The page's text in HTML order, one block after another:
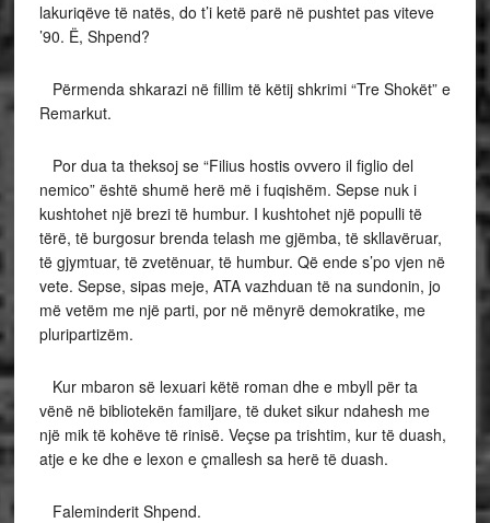
lakuriqëve të natës, do t’i ketë parë në pushtet pas viteve
’90. Ë, Shpend?
Përmenda shkarazi në fillim të këtij shkrimi “Tre Shokët” e
Remarkut.
Por dua ta theksoj se “Filius hostis ovvero il figlio del
nemico” është shumë herë më i fuqishëm. Sepse nuk i
kushtohet një brezi të humbur. I kushtohet një populli të
tërë, të burgosur brenda telash me gjëmba, të skllavëruar,
të gjymtuar, të zvetënuar, të humbur. Që ende s’po vjen në
vete. Sepse, sipas meje, ATA vazhduan të na sundonin, jo
më vetëm me një parti, por në mënyrë demokratike, me
pluripartizëm.
Kur mbaron së lexuari këtë roman dhe e mbyll për ta
vënë në bibliotekën familjare, të duket sikur ndahesh me
një mik të kohëve të rinisë. Veçse pa trishtim, kur të duash,
atje e ke dhe e lexon e çmallesh sa herë të duash.
Faleminderit Shpend.